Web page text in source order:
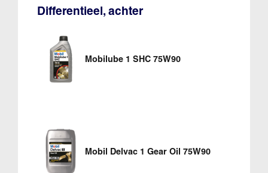
Differentieel, achter
Mobilube 1 SHC 75W90
Mobil Delvac 1 Gear Oil 75W90